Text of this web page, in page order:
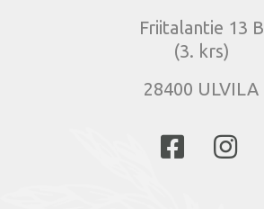
Friitalantie 13 B
(3. krs)
28400 ULVILA